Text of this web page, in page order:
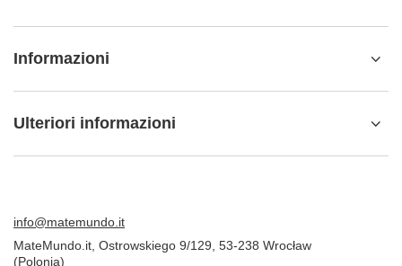
Voglio fare un reclamo sul prodotto
Voglio restituire il prodotto
Voglio cambiare il prodotto
Conto